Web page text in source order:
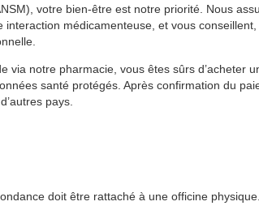
votre bien-être est notre priorité. Nous
médicamenteuse, et vous
via notre pharmacie, vous êtes sûrs d’acheter
santé protégés. Après confirmation du
pays.
doit être rattaché à une officine